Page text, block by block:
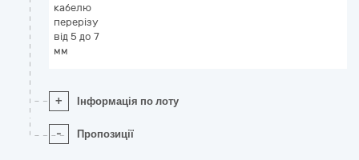
кабелю
перерізу
від 5 до 7
мм
+ Інформація по лоту
- Пропозиції